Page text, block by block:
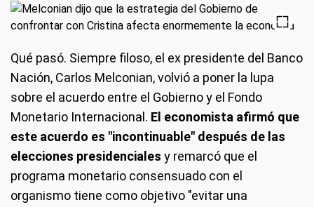
Qué pasó. Siempre filoso, el ex presidente del Banco
Nación, Carlos Melconian, volvió a poner la lupa
sobre el acuerdo entre el Gobierno y el Fondo
Monetario Internacional. El economista afirmó que
este acuerdo es "incontinuable" después de las
elecciones presidenciales y remarcó que el
programa monetario consensuado con el
organismo tiene como objetivo "evitar una